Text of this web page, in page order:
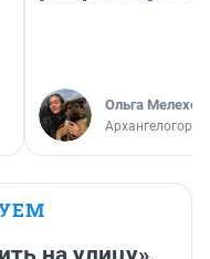
Ольга